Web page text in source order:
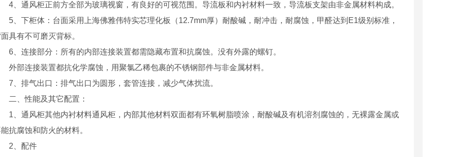
4、通风柜正前方全部为玻璃视窗，有良好的可视范围。导流板和内衬材料一致，导流板支架由非金属材料构成。
5、下柜体：台面采用上海佛雅伟特实芯理化板（12.7mm厚）耐酸碱，耐冲击，耐腐蚀，甲醛达到E1级别标准，
具有不可磨灭背标。
6、连接部分：所有的内部连接装置都需隐藏布置和抗腐蚀。没有外露的螺钉。
外部连接装置都抗化学腐蚀，用聚氯乙稀包裹的不锈钢部件与非金属材料。
7、排气出口：排气出口为圆形，套管连接，减少气体扰流。
二、性能及其它配置：
1、通风柜其他内衬材料通风柜，内部其他材料双面都有环氧树脂喷涂，耐酸碱及有机溶剂腐蚀的，无裸露金属或
抗腐蚀和防火的材料。
2、配件